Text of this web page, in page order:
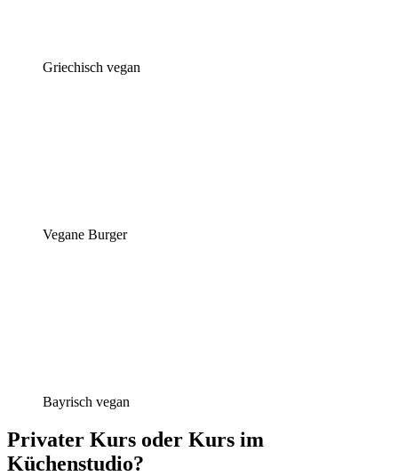
Griechisch vegan
Vegane Burger
Bayrisch vegan
Privater Kurs oder Kurs im
Küchenstudio?